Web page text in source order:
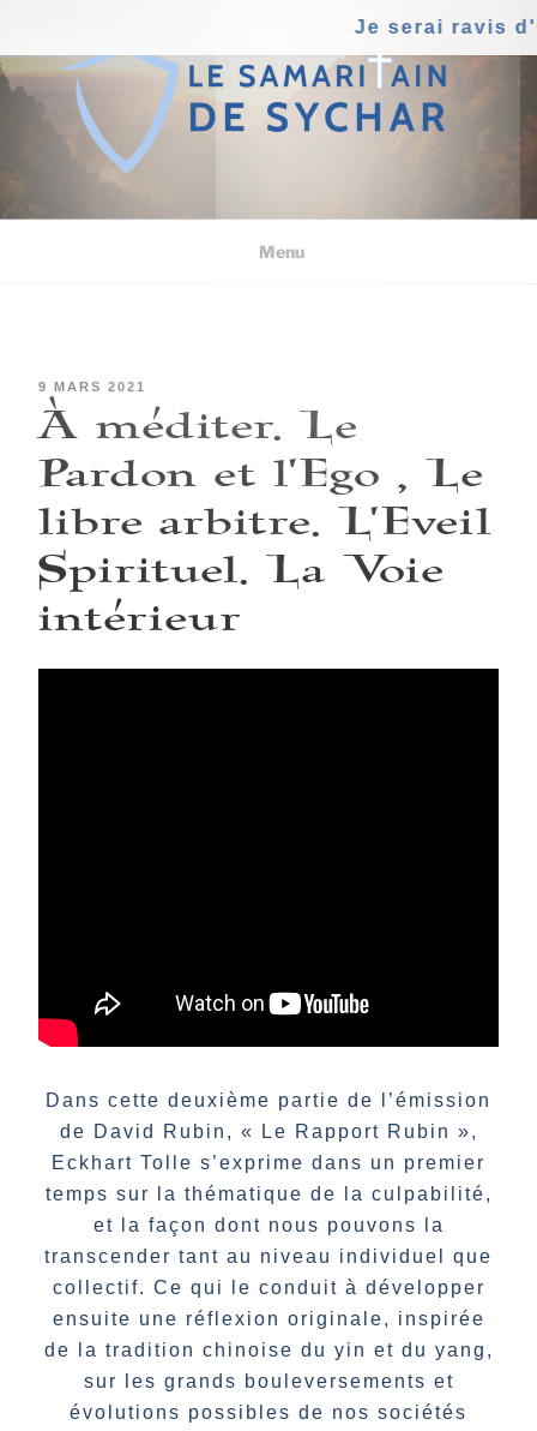
Je serai ravis
contenu
principal
Menu
PUBLIÉ
LE
9 MARS 2021
À méditer. Le
Pardon et l’Ego , Le
libre arbitre. L’Eveil
Spirituel. La Voie
intérieur
Dans cette deuxième partie de l’émission
de David Rubin, « Le Rapport Rubin »,
Eckhart Tolle s’exprime dans un premier
temps sur la thématique de la culpabilité,
et la façon dont nous pouvons la
transcender tant au niveau individuel que
collectif. Ce qui le conduit à développer
ensuite une réflexion originale, inspirée
de la tradition chinoise du yin et du yang,
sur les grands bouleversements et
évolutions possibles de nos sociétés